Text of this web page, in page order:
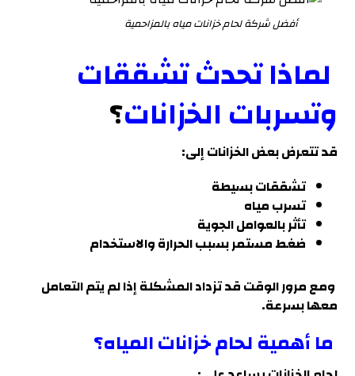
أفضل شركة لحام خزانات مياه بالمزاحمية
لماذا تحدث تشققات
وتسربات الخزانات؟
قد تتعرض بعض الخزانات إلى:
تشققات بسيطة
تسرب مياه
تأثر بالعوامل الجوية
ضغط مستمر بسبب الحرارة والاستخدام
ومع مرور الوقت قد تزداد المشكلة إذا لم يتم التعامل
معها بسرعة.
ما أهمية لحام خزانات المياه؟